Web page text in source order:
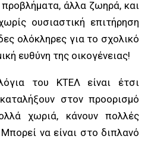
άλλα ζωηρά, και
ουσιαστική επιτήρηση
ολόκληρες για το σχολικό
ευθύνη της οικογένειας!
του ΚΤΕΛ είναι έτσι
στον προορισμό
χωριά, κάνουν πολλές
να είναι στο διπλανό